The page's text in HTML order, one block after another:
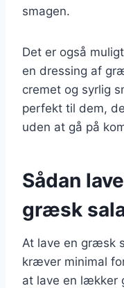
smagen.
Det er også
en dressing af
cremet og syrlig
perfekt til dem,
uden at gå på
Sådan
græsk
At lave en græsk
kræver minimal
at lave en lækker